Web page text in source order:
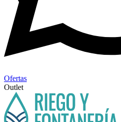
Ofertas
Outlet